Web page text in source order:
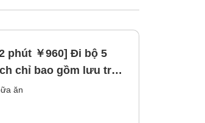
phút ￥960] Đi bộ 5
chỉ bao gồm lưu trú
ăn